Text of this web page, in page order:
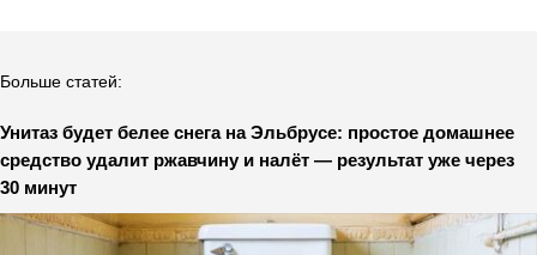
Больше статей:
Унитаз будет белее снега на Эльбрусе: простое домашнее
средство удалит ржавчину и налёт — результат уже через
30 минут